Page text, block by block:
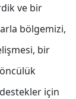
ve bir
bölgemizi,
bir
için